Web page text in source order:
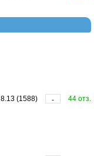
8.13 (1588) -
44 отз.